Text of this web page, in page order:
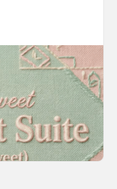
Create
one place. We
the OpenArt
workflow finally
do.